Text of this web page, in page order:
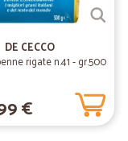
DE CECCO
rigate n.41 - gr.500
€